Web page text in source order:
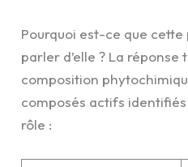
Pourquoi est-ce que
parler d’elle ? La réponse
composition
composés actifs
rôle :